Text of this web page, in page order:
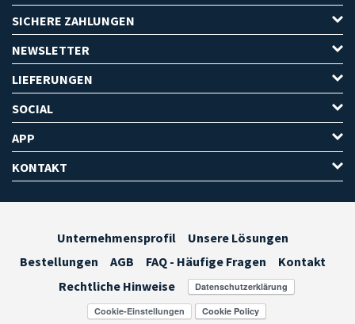
SICHERE ZAHLUNGEN
NEWSLETTER
LIEFERUNGEN
SOCIAL
APP
KONTAKT
Unternehmensprofil
Unsere Lösungen
Bestellungen
AGB FAQ - Häufige Fragen
Kontakt
Rechtliche Hinweise
Cookie-Einstellungen